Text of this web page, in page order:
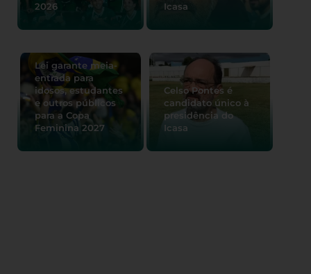
2026
Icasa
Lei garante meia-
entrada para
idosos, estudantes
e outros públicos
para a Copa
Feminina 2027
Celso Pontes é
candidato único à
presidência do
Icasa